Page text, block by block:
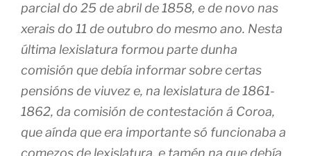
parcial do 25 de abril de 1858, e de novo nas
xerais do 11 de outubro do mesmo ano. Nesta
última lexislatura formou parte dunha
comisión que debía informar sobre certas
pensións de viuvez e, na lexislatura de 1861-
1862, da comisión de contestación á Coroa,
que aínda que era importante só funcionaba a
comezos de lexislatura, e tamén na que debía